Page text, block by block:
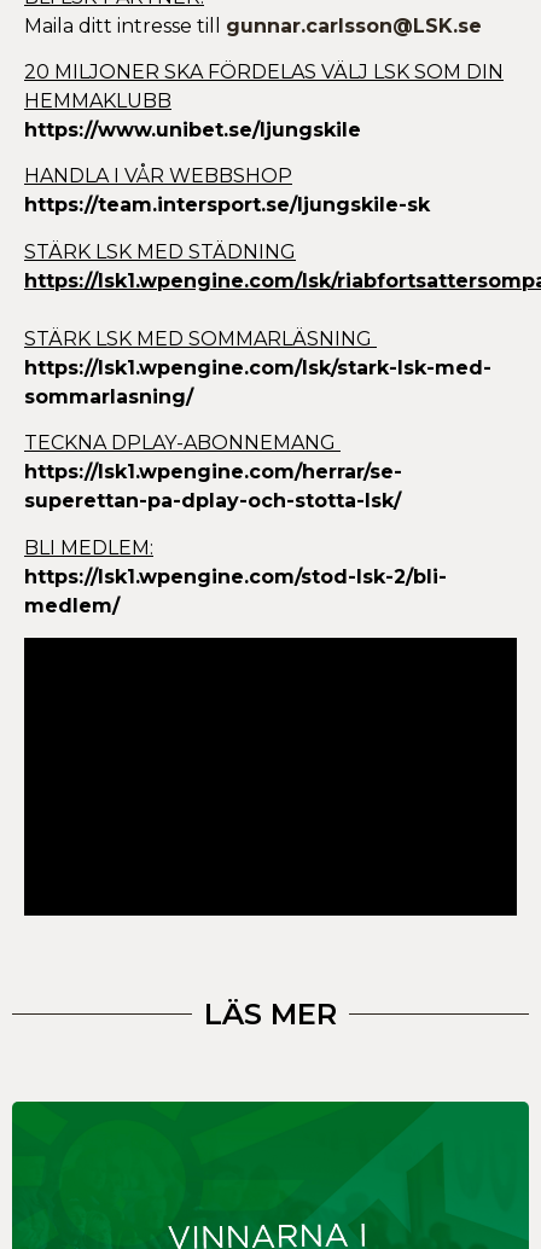
Maila ditt intresse till
gunnar.carlsson@LSK.se
20 MILJONER SKA FÖRDELAS VÄLJ LSK SOM DIN
HEMMAKLUBB
https://www.unibet.se/ljungskile
HANDLA I VÅR WEBBSHOP
https://team.intersport.se/ljungskile-sk
STÄRK LSK MED STÄDNING
https://lsk1.wpengine.com/lsk/
STÄRK LSK MED SOMMARLÄSNING
https://lsk1.wpengine.com/lsk/stark-lsk-med-
sommarlasning/
TECKNA DPLAY-ABONNEMANG
https://lsk1.wpengine.com/herrar/se-
superettan-pa-dplay-och-stotta-lsk/
BLI MEDLEM:
https://lsk1.wpengine.com/stod-lsk-2/bli-
medlem/
LÄS MER